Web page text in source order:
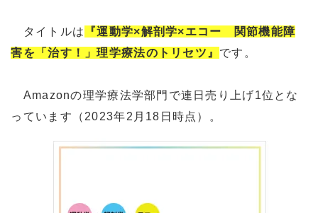
タイトルは
『運動学×解剖学×エコー 関節機能障
害を「治す！」理学療法のトリセツ』 です。
Amazonの理学療法学部門で連日売り上げ1位とな
っています（2023年2月18日時点）。